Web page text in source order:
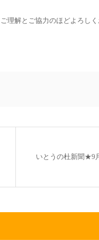
理解とご協力のほどよろしく
いとうの杜新聞★9